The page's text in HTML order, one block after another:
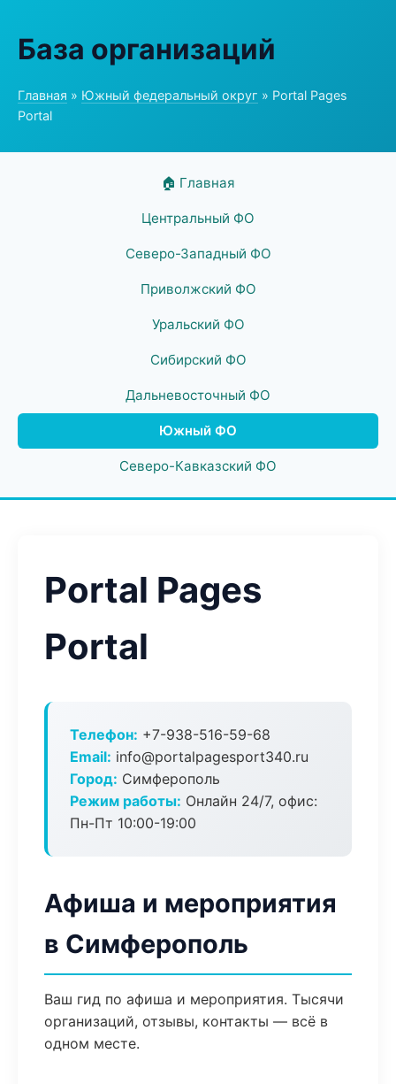
База организаций
Главная » Южный федеральный округ » Portal Pages
Portal
🏠 Главная
Центральный ФО
Северо-Западный ФО
Приволжский ФО
Уральский ФО
Сибирский ФО
Дальневосточный ФО
Южный ФО
Северо-Кавказский ФО
Portal Pages
Portal
Телефон: +7-938-516-59-68
Email: info@portalpagesport340.ru
Город: Симферополь
Режим работы: Онлайн 24/7, офис:
Пн-Пт 10:00-19:00
Афиша и мероприятия
в Симферополь
Ваш гид по афиша и мероприятия. Тысячи
организаций, отзывы, контакты — всё в
одном месте.